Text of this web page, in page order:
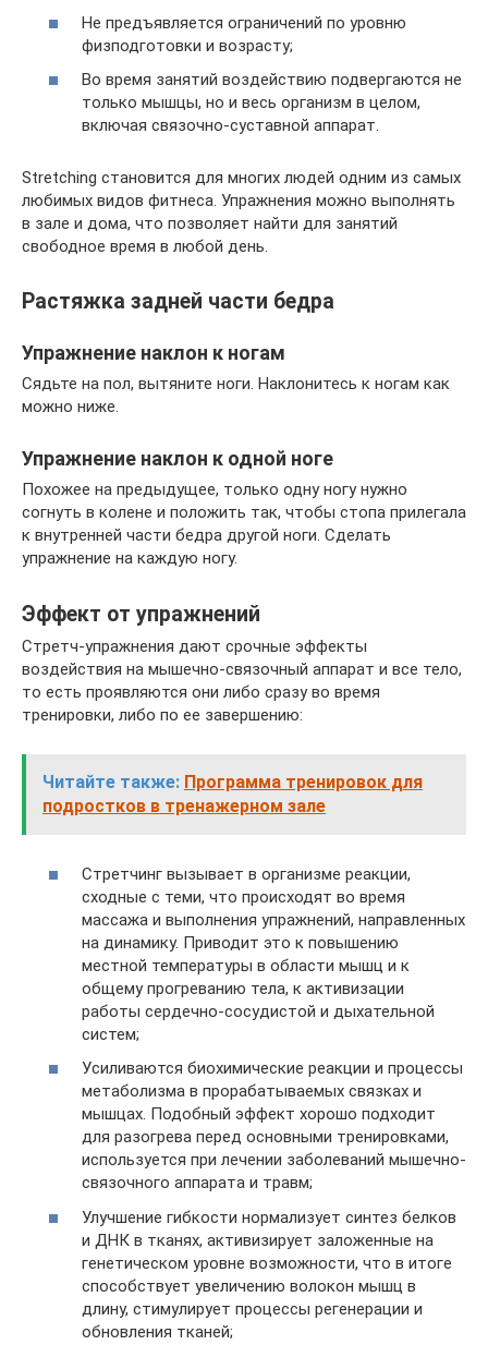
Не предъявляется ограничений по уровню
физподготовки и возрасту;
Во время занятий воздействию подвергаются не
только мышцы, но и весь организм в целом,
включая связочно-суставной аппарат.
Stretching становится для многих людей одним из самых
любимых видов фитнеса. Упражнения можно выполнять
в зале и дома, что позволяет найти для занятий
свободное время в любой день.
Растяжка задней части бедра
Упражнение наклон к ногам
Сядьте на пол, вытяните ноги. Наклонитесь к ногам как
можно ниже.
Упражнение наклон к одной ноге
Похожее на предыдущее, только одну ногу нужно
согнуть в колене и положить так, чтобы стопа прилегала
к внутренней части бедра другой ноги. Сделать
упражнение на каждую ногу.
Эффект от упражнений
Стретч-упражнения дают срочные эффекты
воздействия на мышечно-связочный аппарат и все тело,
то есть проявляются они либо сразу во время
тренировки, либо по ее завершению:
Читайте также: Программа тренировок для
подростков в тренажерном зале
Стретчинг вызывает в организме реакции,
сходные с теми, что происходят во время
массажа и выполнения упражнений, направленных
на динамику. Приводит это к повышению
местной температуры в области мышц и к
общему прогреванию тела, к активизации
работы сердечно-сосудистой и дыхательной
систем;
Усиливаются биохимические реакции и процессы
метаболизма в прорабатываемых связках и
мышцах. Подобный эффект хорошо подходит
для разогрева перед основными тренировками,
используется при лечении заболеваний мышечно-
связочного аппарата и травм;
Улучшение гибкости нормализует синтез белков
и ДНК в тканях, активизирует заложенные на
генетическом уровне возможности, что в итоге
способствует увеличению волокон мышц в
длину, стимулирует процессы регенерации и
обновления тканей;